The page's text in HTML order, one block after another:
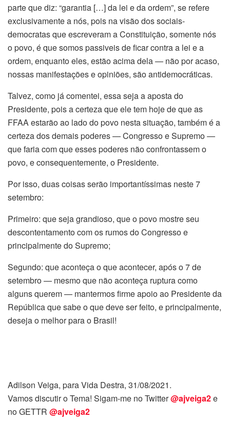
parte que diz: “garantia […] da lei e da ordem”, se refere
exclusivamente a nós, pois na visão dos sociais-
democratas que escreveram a Constituição, somente nós
o povo, é que somos passiveis de ficar contra a lei e a
ordem, enquanto eles, estão acima dela — não por acaso,
nossas manifestações e opiniões, são antidemocráticas.
Talvez, como já comentei, essa seja a aposta do
Presidente, pois a certeza que ele tem hoje de que as
FFAA estarão ao lado do povo nesta situação, também é a
certeza dos demais poderes — Congresso e Supremo —
que faria com que esses poderes não confrontassem o
povo, e consequentemente, o Presidente.
Por isso, duas coisas serão importantíssimas neste 7
setembro:
Primeiro: que seja grandioso, que o povo mostre seu
descontentamento com os rumos do Congresso e
principalmente do Supremo;
Segundo: que aconteça o que acontecer, após o 7 de
setembro — mesmo que não aconteça ruptura como
alguns querem — mantermos firme apoio ao Presidente da
República que sabe o que deve ser feito, e principalmente,
deseja o melhor para o Brasil!
Adilson Veiga, para Vida Destra, 31/08/2021.
Vamos discutir o Tema! Sigam-me no Twitter@ajveiga2e
no GETTR @ajveiga2